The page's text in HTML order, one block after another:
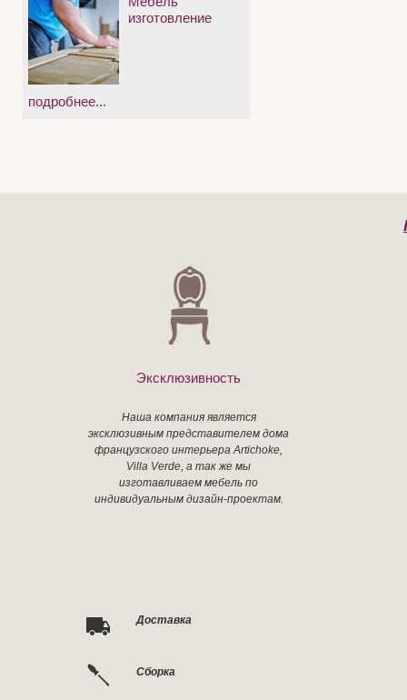
изготовление
подробнее...
Эксклюзивность
Наша компания является
эксклюзивным представителем дома
французского интерьера Artichoke,
Villa Verde, а так же мы
изготавливаем мебель по
индивидуальным дизайн-проектам.
Доставка
Сборка